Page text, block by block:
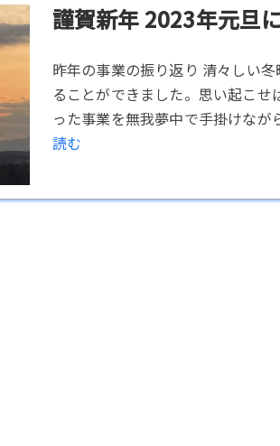
謹賀新年 2023年元旦
昨年の事業の振り返り 清々しい
ることができました。思い起こ
った事業を無我夢中で手掛けな
読む